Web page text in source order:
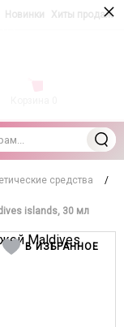
Новинки Хиты продаж
средства
/
islands, 30 мл
В ИЗБРАННОЕ
с
данного
×